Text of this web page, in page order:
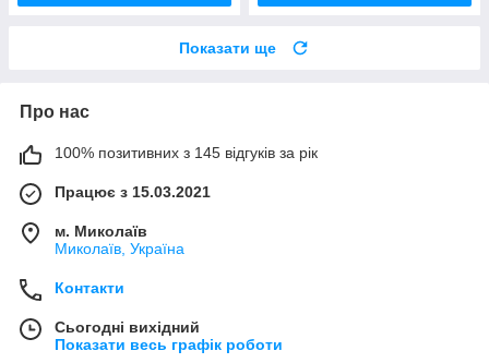
Показати ще
Про нас
100% позитивних з 145 відгуків за рік
Працює з 15.03.2021
м. Миколаїв
Миколаїв, Україна
Контакти
Сьогодні вихідний
Показати весь графік роботи